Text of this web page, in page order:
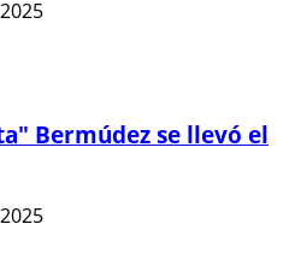
Bermúdez se llevó el